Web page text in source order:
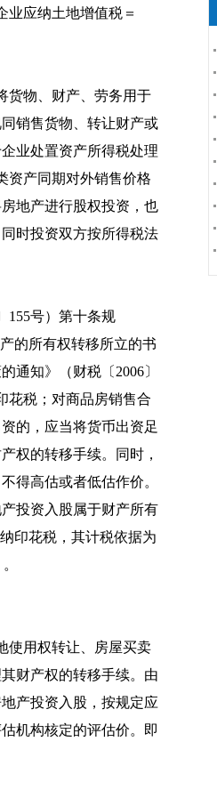
业应纳土地增值税＝
货物、财产、劳务用于
销售货物、转让财产或
业处置资产所得税处理
资产同期对外销售价格
地产进行股权投资，也
时投资双方按所得税法
155号）第十条规
的所有权转移所立的书
通知》（财税〔2006〕
花税；对商品房销售合
的，应当将货币出资足
权的转移手续。同时，
得高估或者低估作价。
投资入股属于财产所有
印花税，其计税依据为
使用权转让、房屋买卖
财产权的转移手续。由
产投资入股，按规定应
机构核定的评估价。即